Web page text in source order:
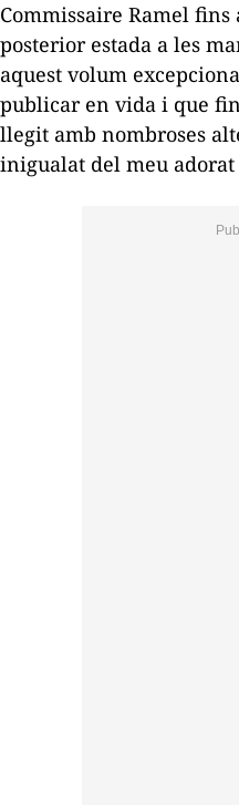
Commissaire Ramel fins
posterior estada a les
aquest volum
publicar en vida i que
llegit amb nombroses
inigualat del meu adorat